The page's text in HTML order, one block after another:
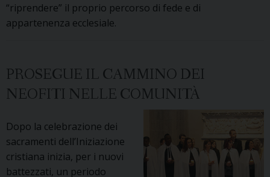
“riprendere” il proprio percorso di fede e di
appartenenza ecclesiale.
PROSEGUE IL CAMMINO DEI
NEOFITI NELLE COMUNITÀ
Dopo la celebrazione dei
sacramenti dell’Iniziazione
cristiana inizia, per i nuovi
battezzati, un periodo